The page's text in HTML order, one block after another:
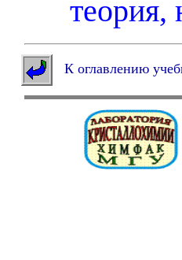
теория,
К оглавлению